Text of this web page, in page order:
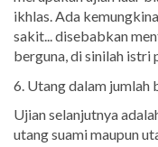
ikhlas. Ada
sakit... disebabkan
berguna, di sinilah istri
6. Utang dalam jumlah
Ujian selanjutnya
utang suami maupun